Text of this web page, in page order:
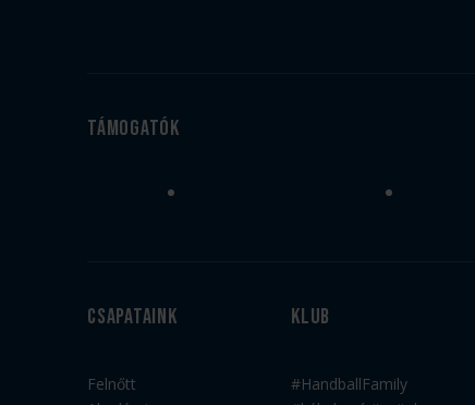
Támogatók
Csapataink
Felnőtt
Klub
#HandballFamily